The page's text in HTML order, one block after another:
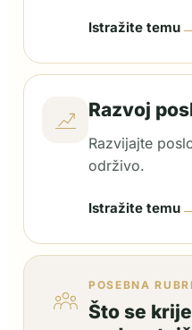
Istražite temu
Razvoj
Razvijajte
održivo.
Istražite temu
POSEBNA
Što se